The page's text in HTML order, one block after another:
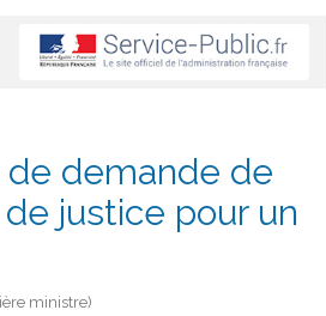
demande de
justice pour un
ministre)